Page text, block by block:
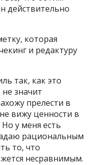
действительно
которая
и редактуру
так, как это
значит
прелести в
вижу ценности в
у меня есть
рациональным
то, что
несравнимым.